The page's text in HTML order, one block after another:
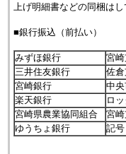
上げ明細書などの同梱はし
■銀行振込（前払い）
みずほ銀行 宮
三井住友銀行
佐
宮崎銀行
中
楽天銀行
ロ
宮崎県農業協同組合
宮
ゆうちょ銀行
記